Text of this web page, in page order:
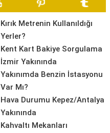
Kırık Metrenin Kullanıldığı
Yerler?
Kent Kart Bakiye Sorgulama
İzmir Yakınında
Yakınımda Benzin İstasyonu
Var Mı?
Hava Durumu Kepez/Antalya
Yakınında
Kahvaltı Mekanları